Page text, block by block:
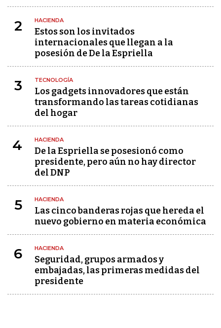
2 HACIENDA
Estos son los invitados
internacionales que llegan a la
posesión de De la Espriella
3 TECNOLOGÍA
Los gadgets innovadores que están
transformando las tareas cotidianas
del hogar
4 HACIENDA
De la Espriella se posesionó como
presidente, pero aún no hay director
del DNP
5 HACIENDA
Las cinco banderas rojas que hereda el
nuevo gobierno en materia económica
6 HACIENDA
Seguridad, grupos armados y
embajadas, las primeras medidas del
presidente